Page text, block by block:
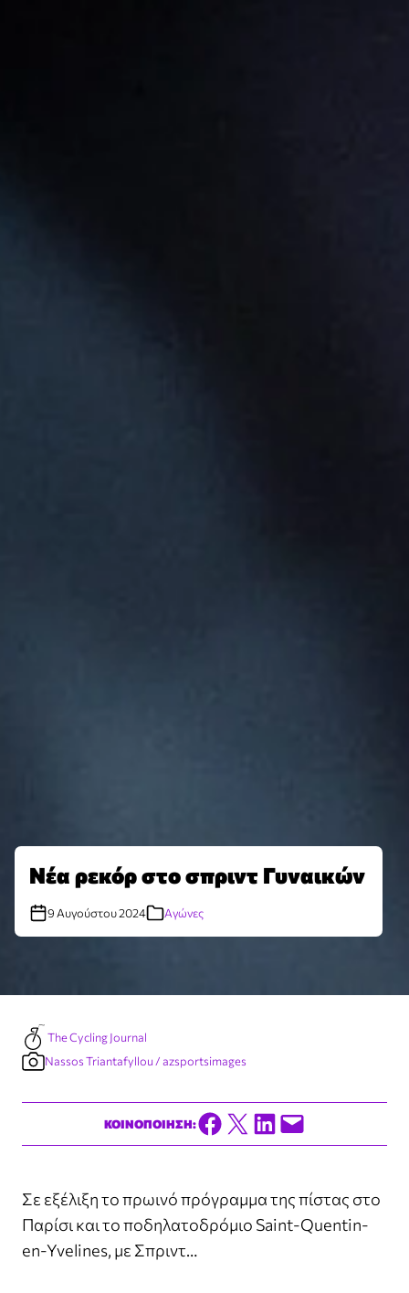
Νέα ρεκόρ στο σπριντ Γυναικών
9 Αυγούστου 2024 Αγώνες
The Cycling Journal
Nassos Triantafyllou / azsportsimages
ΚΟΙΝΟΠΟΙΗΣΗ:Share on Facebook Share on X Share on LinkedIn Email this Page
Σε εξέλιξη το πρωινό πρόγραμμα της πίστας στο
Παρίσι και το ποδηλατοδρόμιο Saint-Quentin-
en-Yvelines, με Σπριντ…